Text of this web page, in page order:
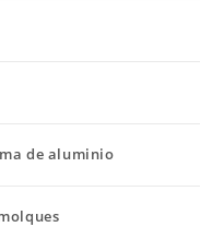
de aluminio